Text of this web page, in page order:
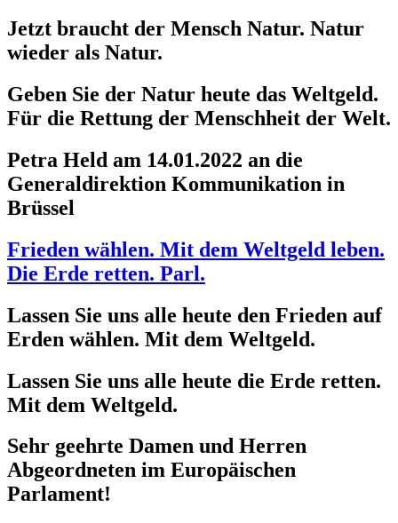
Jetzt braucht der Mensch Natur. Natur
wieder als Natur.
Geben Sie der Natur heute das Weltgeld.
Für die Rettung der Menschheit der Welt.
Petra Held am 14.01.2022 an die
Generaldirektion Kommunikation in
Brüssel
Frieden wählen. Mit dem Weltgeld leben.
Die Erde retten. Parl.
Lassen Sie uns alle heute den Frieden auf
Erden wählen. Mit dem Weltgeld.
Lassen Sie uns alle heute die Erde retten.
Mit dem Weltgeld.
Sehr geehrte Damen und Herren
Abgeordneten im Europäischen
Parlament!